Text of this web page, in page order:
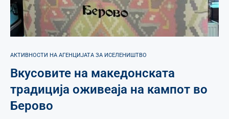
АКТИВНОСТИ НА АГЕНЦИЈАТА ЗА ИСЕЛЕНИШТВО
Вкусовите на македонската
традиција оживеаја на кампот во
Берово